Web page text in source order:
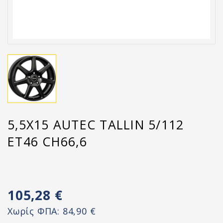
5,5X15 AUTEC TALLIN 5/112
ET46 CH66,6
105,28 €
Χωρίς ΦΠΑ: 84,90 €